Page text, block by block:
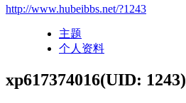
http://www.hubeibbs.net/?1243
主题
个人资料
xp617374016(UID: 1243)